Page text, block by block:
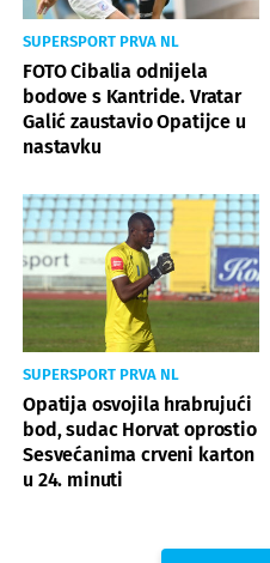
SUPERSPORT PRVA NL
FOTO Cibalia odnijela
bodove s Kantride. Vratar
Galić zaustavio Opatijce u
nastavku
SUPERSPORT PRVA NL
Opatija osvojila hrabrujući
bod, sudac Horvat oprostio
Sesvećanima crveni karton
u 24. minuti